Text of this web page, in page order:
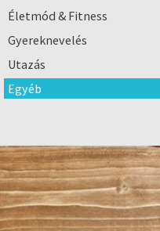
Életmód & Fitness
Gyereknevelés
Utazás
Egyéb